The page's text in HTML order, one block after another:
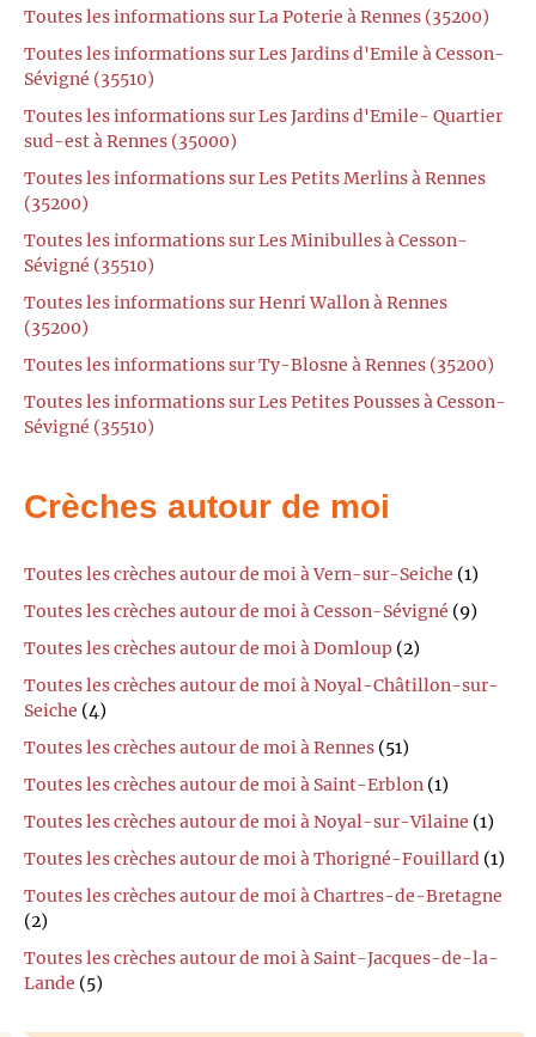
Toutes les informations sur La Poterie à Rennes (35200)
Toutes les informations sur Les Jardins d'Emile à Cesson-
Sévigné (35510)
Toutes les informations sur Les Jardins d'Emile- Quartier
sud-est à Rennes (35000)
Toutes les informations sur Les Petits Merlins à Rennes
(35200)
Toutes les informations sur Les Minibulles à Cesson-
Sévigné (35510)
Toutes les informations sur Henri Wallon à Rennes
(35200)
Toutes les informations sur Ty-Blosne à Rennes (35200)
Toutes les informations sur Les Petites Pousses à Cesson-
Sévigné (35510)
Crèches autour de moi
Toutes les crèches autour de moi à Vern-sur-Seiche (1)
Toutes les crèches autour de moi à Cesson-Sévigné (9)
Toutes les crèches autour de moi à Domloup (2)
Toutes les crèches autour de moi à Noyal-Châtillon-sur-
Seiche (4)
Toutes les crèches autour de moi à Rennes (51)
Toutes les crèches autour de moi à Saint-Erblon (1)
Toutes les crèches autour de moi à Noyal-sur-Vilaine (1)
Toutes les crèches autour de moi à Thorigné-Fouillard (1)
Toutes les crèches autour de moi à Chartres-de-Bretagne
(2)
Toutes les crèches autour de moi à Saint-Jacques-de-la-
Lande (5)